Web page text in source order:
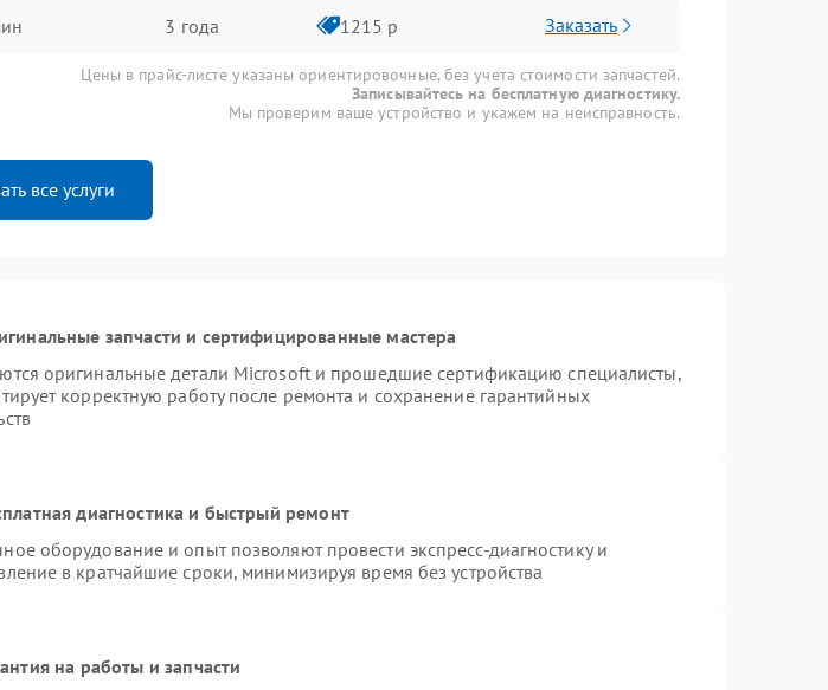
3 года 1215 р Заказать
Цены в прайс-листе указаны ориентировочные, без учета стоимости запчастей.
Записывайтесь на бесплатную диагностику.
Мы проверим ваше устройство и укажем на неисправность.
все услуги
запчасти и сертифицированные мастера
оригинальные детали Microsoft и прошедшие сертификацию специалисты,
корректную работу после ремонта и сохранение гарантийных
диагностика и быстрый ремонт
оборудование и опыт позволяют провести экспресс-диагностику и
в кратчайшие сроки, минимизируя время без устройства
на работы и запчасти